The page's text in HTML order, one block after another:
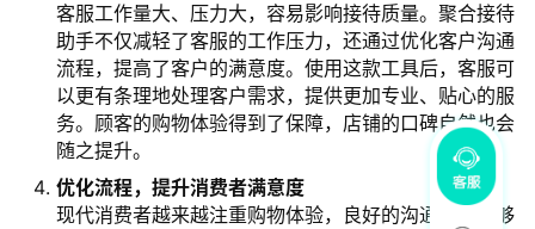
客服工作量大、压力大，容易影响接待质量。聚合接待
助手不仅减轻了客服的工作压力，还通过优化客户沟通
流程，提高了客户的满意度。使用这款工具后，客服可
以更有条理地处理客户需求，提供更加专业、贴心的服
务。顾客的购物体验得到了保障，店铺的口碑自然也会
随之提升。
优化流程，提升消费者满意度
现代消费者越来越注重购物体验，良好的沟通服务能够